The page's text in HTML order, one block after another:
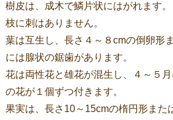
樹皮は、成木で鱗片状にはがれます。
枝に刺はありません。
葉は互生し、長さ４～８cmの倒卵形
には腺状の鋸歯があります。
花は両性花と雄花が混生し、４～５
の花が１個ずつ付きます。
果実は、長さ10～15cmの楕円形また